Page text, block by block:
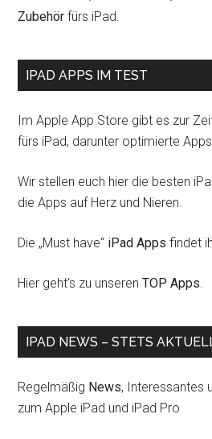
Zubehör fürs iPad.
IPAD APPS IM TEST
Im Apple App Store gibt es zur
fürs iPad, darunter optimierte
Wir stellen euch hier die besten
die Apps auf Herz und Nieren.
Die „Must have“ iPad Apps findet
Hier geht's zu unserenTOP Apps.
IPAD NEWS – STETS
Regelmäßig News, Interessantes
zum Apple iPad und iPad Pro